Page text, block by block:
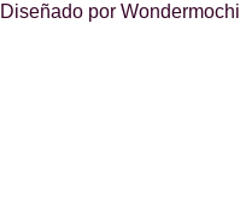
Diseñado por Wondermochi